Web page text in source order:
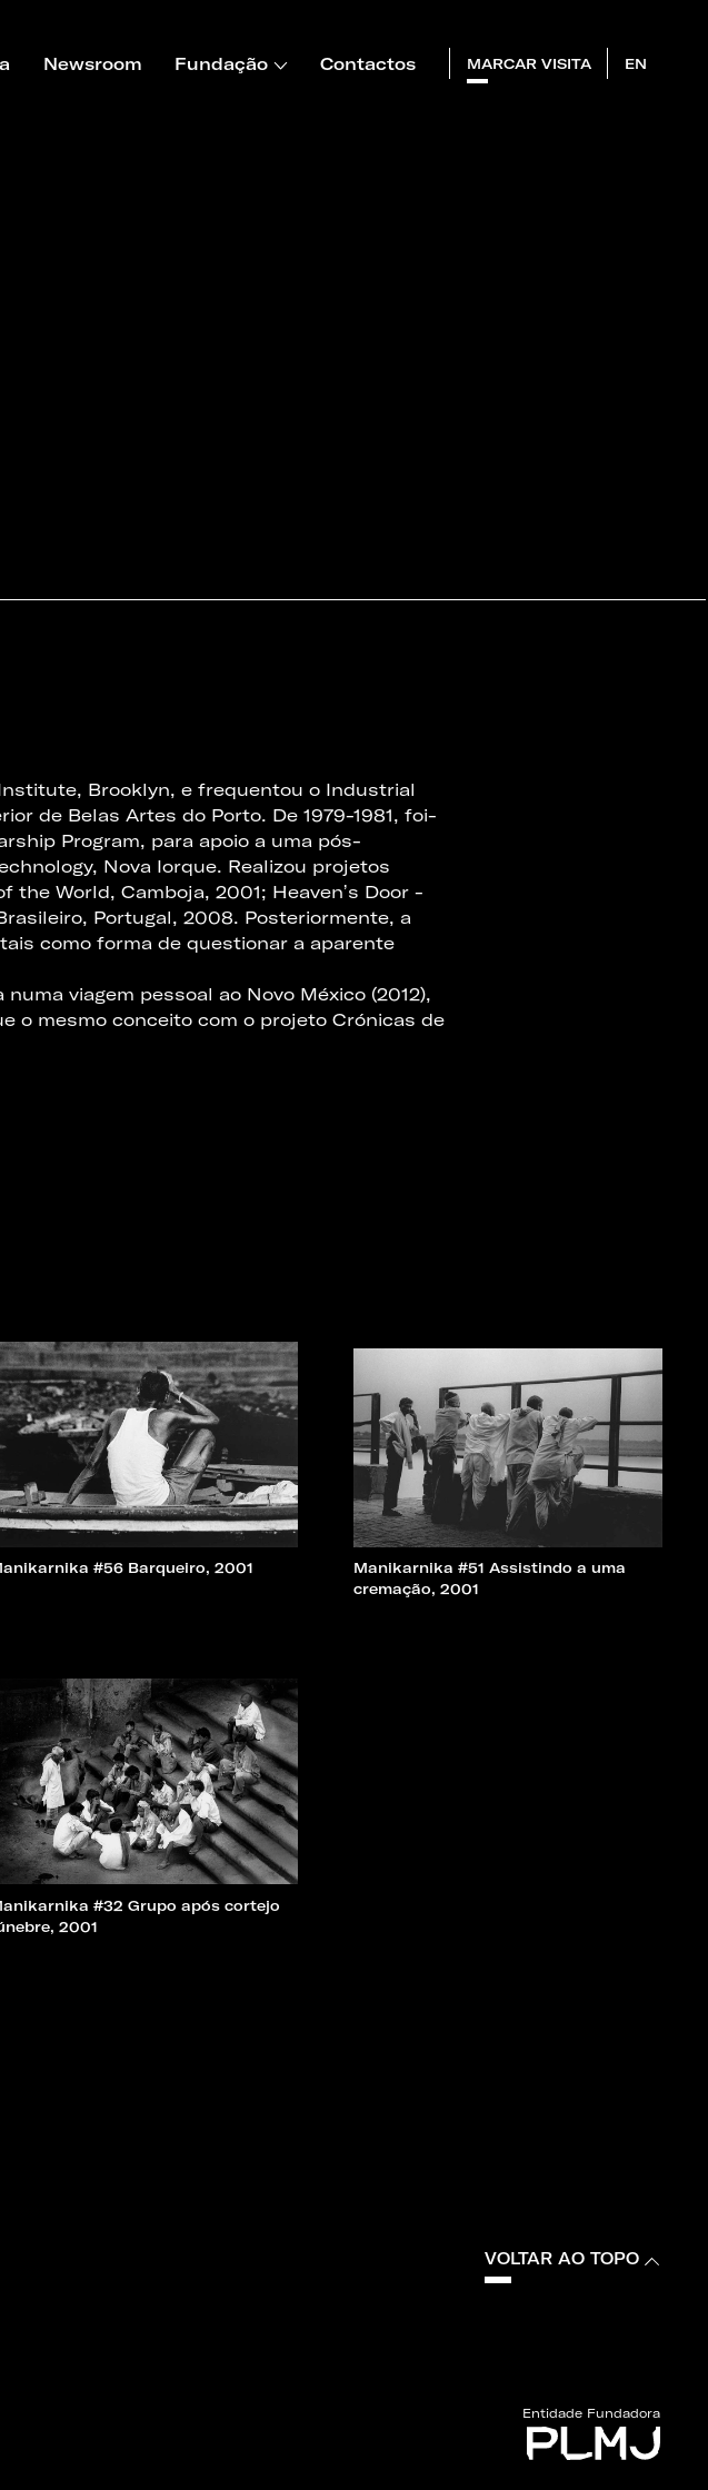
Newsroom Fundação Contactos MARCAR VISITA EN
Brooklyn, e frequentou o Industrial
de Belas Artes do Porto. De 1979-1981, foi-
Program, para apoio a uma pós-
Nova Iorque. Realizou projetos
World, Camboja, 2001; Heavenʼs Door -
Portugal, 2008. Posteriormente, a
como forma de questionar a aparente
viagem pessoal ao Novo México (2012),
o mesmo conceito com o projeto Crónicas de
#56 Barqueiro, 2001
Manikarnika #51 Assistindo a uma
cremação, 2001
#32 Grupo após cortejo
2001
VOLTAR AO TOPO
Entidade Fundadora